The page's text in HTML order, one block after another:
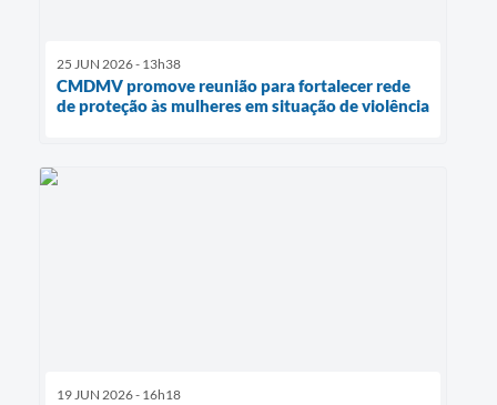
25 JUN 2026 - 13h38
CMDMV promove reunião para fortalecer rede
de proteção às mulheres em situação de violência
19 JUN 2026 - 16h18